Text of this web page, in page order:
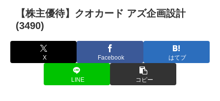
【株主優待】クオカード アズ企画設計
(3490)
X Facebook はてブ
LINE コピー